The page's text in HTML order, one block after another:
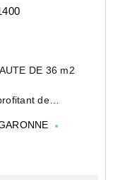
DE 36 m2
de
Le local